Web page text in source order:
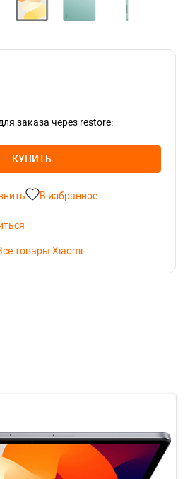
заказа через restore:
КУПИТЬ
В избранное
товары Xiaomi